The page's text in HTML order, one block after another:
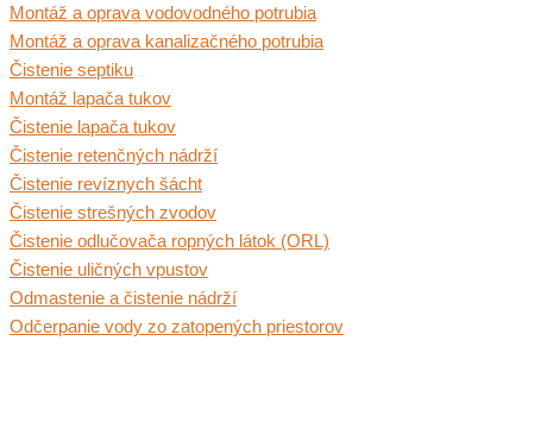
Montáž a oprava vodovodného potrubia
Montáž a oprava kanalizačného potrubia
Čistenie septiku
Montáž lapača tukov
Čistenie lapača tukov
Čistenie retenčných nádrží
Čistenie revíznych šácht
Čistenie strešných zvodov
Čistenie odlučovača ropných látok (ORL)
Čistenie uličných vpustov
Odmastenie a čistenie nádrží
Odčerpanie vody zo zatopených priestorov